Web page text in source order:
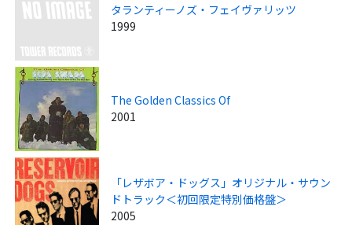
タランティーノズ・フェイヴァリッツ
1999
The Golden Classics Of
2001
「レザボア・ドッグス」オリジナル・サウン
ドトラック＜初回限定特別価格盤＞
2005